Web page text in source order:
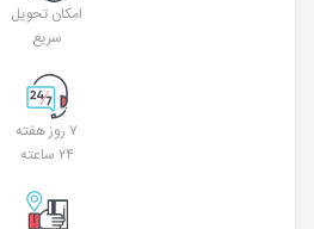
امکان تحویل
سریع
۷ روز هفته
۲۴ ساعته